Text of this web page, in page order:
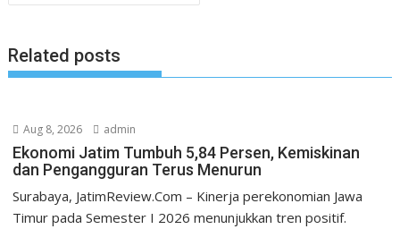
Related posts
Aug 8, 2026 admin
Ekonomi Jatim Tumbuh 5,84 Persen, Kemiskinan
dan Pengangguran Terus Menurun
Surabaya, JatimReview.Com – Kinerja perekonomian Jawa
Timur pada Semester I 2026 menunjukkan tren positif.